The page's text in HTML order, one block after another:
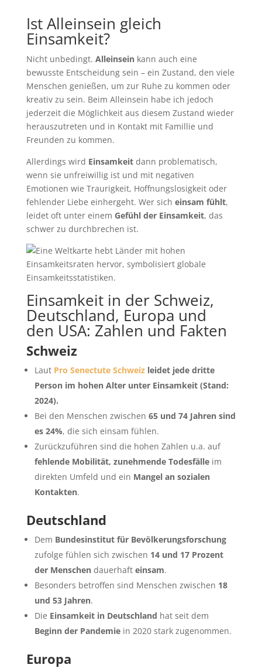
Ist Alleinsein gleich
Einsamkeit?
Nicht unbedingt. Alleinseinkann auch eine
bewusste Entscheidung sein – ein Zustand, den viele
Menschen genießen, um zur Ruhe zu kommen oder
kreativ zu sein. Beim Alleinsein habe ich jedoch
jederzeit die Möglichkeit aus diesem Zustand wieder
herauszutreten und in Kontakt mit Famillie und
Freunden zu kommen.
Allerdings wird Einsamkeitdann problematisch,
wenn sie unfreiwillig ist und mit negativen
Emotionen wie Traurigkeit, Hoffnungslosigkeit oder
fehlender Liebe einhergeht. Wer sich einsam fühlt,
leidet oft unter einem Gefühl der Einsamkeit, das
schwer zu durchbrechen ist.
Einsamkeit in der Schweiz,
Deutschland, Europa und
den USA: Zahlen und Fakten
Schweiz
Laut Pro Senectute Schweizleidet jede dritte
Person im hohen Alter unter Einsamkeit (Stand:
2024).
Bei den Menschen zwischen 65 und 74 Jahren sind
es 24%, die sich einsam fühlen.
Zurückzuführen sind die hohen Zahlen u.a. auf
fehlende Mobilität, zunehmende Todesfälleim
direkten Umfeld und ein Mangel an sozialen
Kontakten.
Deutschland
Dem Bundesinstitut für Bevölkerungsforschung
zufolge fühlen sich zwischen 14 und 17 Prozent
der Menschendauerhaft einsam.
Besonders betroffen sind Menschen zwischen 18
und 53 Jahren.
Die Einsamkeit in Deutschland hat seit dem
Beginn der Pandemiein 2020 stark zugenommen.
Europa